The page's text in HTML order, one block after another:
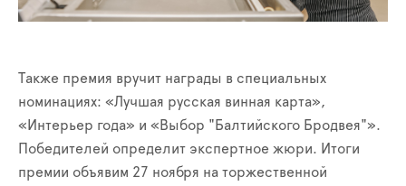
Также премия вручит награды в специальных
номинациях: «Лучшая русская винная карта»,
«Интерьер года» и «Выбор "Балтийского Бродвея"».
Победителей определит экспертное жюри. Итоги
премии объявим 27 ноября на торжественной